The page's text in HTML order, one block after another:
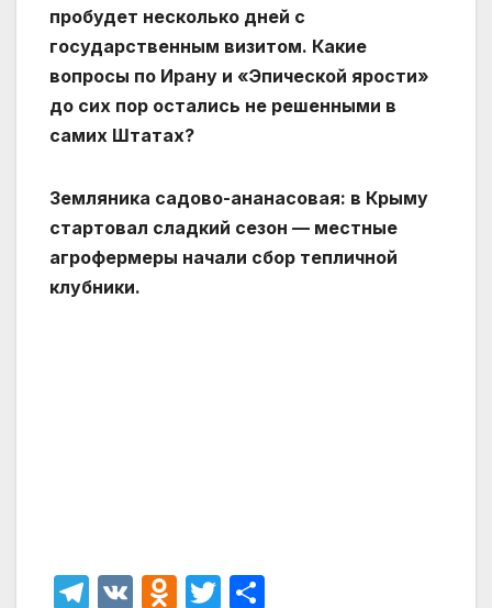
пробудет несколько дней с
государственным визитом. Какие
вопросы по Ирану и «Эпической ярости»
до сих пор остались не решенными в
самих Штатах?
Земляника садово-ананасовая: в Крыму
стартовал сладкий сезон — местные
агрофермеры начали сбор тепличной
клубники.
T
V
O T